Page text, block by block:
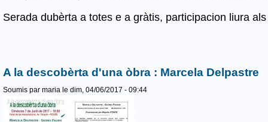
Serada dubèrta a totes e a gràtis, participacion liura
A la descobèrta d'una òbra : Marcela Delpastre
Soumis par maria le dim, 04/06/2017 - 09:44